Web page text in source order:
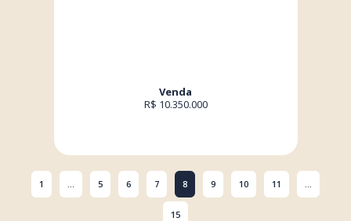
Venda
R$ 10.350.000
1 ... 5 6 7 8 9 10 11 ...
15